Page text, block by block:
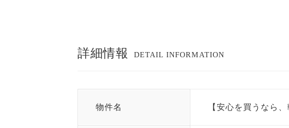
詳細情報 DETAIL INFORMATION
物件名 【安心を買うなら